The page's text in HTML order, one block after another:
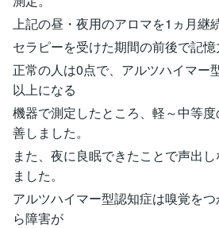
上記の昼・夜用のアロマを1ヵ月継続
セラピーを受けた期間の前後で記憶
正常の人は0点で、アルツハイマー
以上になる
機器で測定したところ、軽～中等
善しました。
また、夜に良眠できたことで声出
ました。
アルツハイマー型認知症は嗅覚を
ら障害が